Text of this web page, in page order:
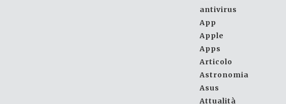
antivirus
App
Apple
Apps
Articolo
Astronomia
Asus
Attualità